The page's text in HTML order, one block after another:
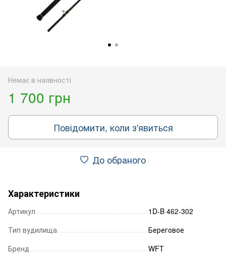
Немає в наявності
1 700 грн
Повідомити, коли з'явиться
До обраного
Характеристики
Артикул
1D-B 462-302
Тип вудилища
Береговое
Бренд
WFT